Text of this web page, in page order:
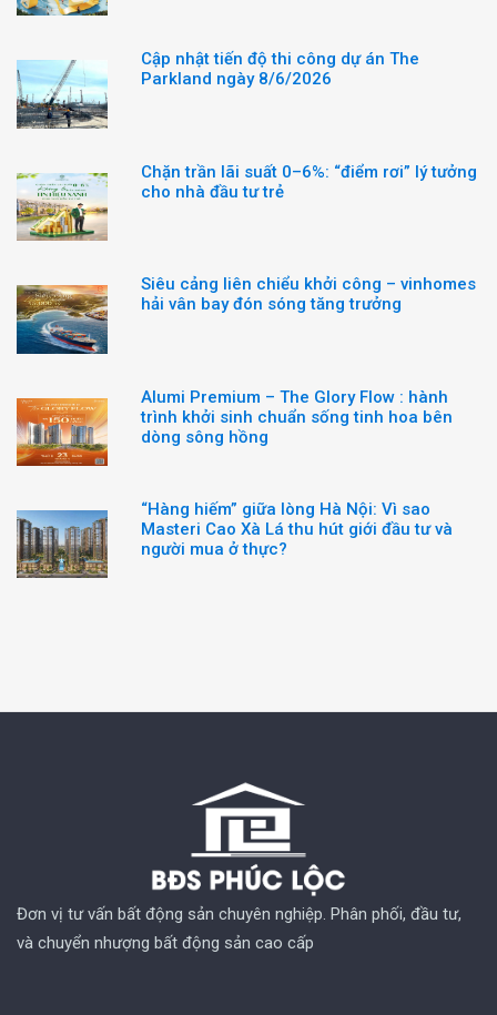
Cập nhật tiến độ thi công dự án The
Parkland ngày 8/6/2026
Chặn trần lãi suất 0–6%: “điểm rơi” lý tưởng
cho nhà đầu tư trẻ
Siêu cảng liên chiểu khởi công – vinhomes
hải vân bay đón sóng tăng trưởng
Alumi Premium – The Glory Flow : hành
trình khởi sinh chuẩn sống tinh hoa bên
dòng sông hồng
“Hàng hiếm” giữa lòng Hà Nội: Vì sao
Masteri Cao Xà Lá thu hút giới đầu tư và
người mua ở thực?
Đơn vị tư vấn bất động sản chuyên nghiệp. Phân phối, đầu tư,
và chuyển nhượng bất động sản cao cấp